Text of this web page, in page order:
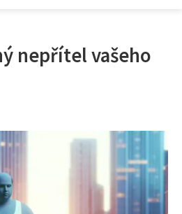
nepřítel vašeho